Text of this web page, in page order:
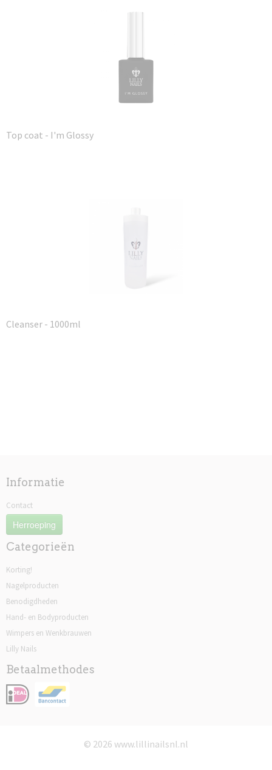
Top coat - I'm Glossy
Cleanser - 1000ml
Informatie
Contact
Herroeping
Categorieën
Korting!
Nagelproducten
Benodigdheden
Hand- en Bodyproducten
Wimpers en Wenkbrauwen
Lilly Nails
Betaalmethodes
© 2026 www.lillinailsnl.nl